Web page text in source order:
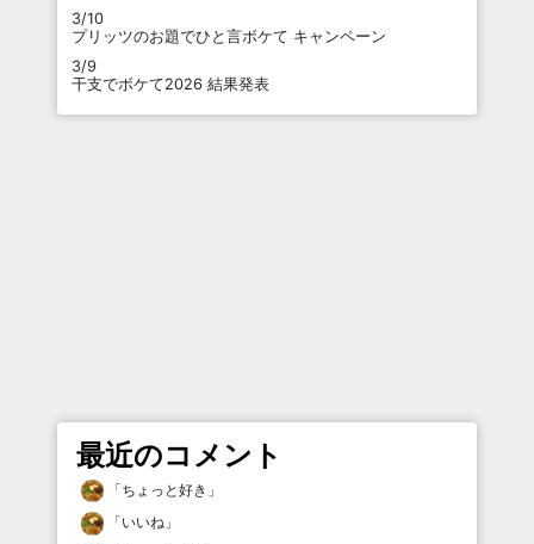
3/10
プリッツのお題でひと言ボケて キャンペーン
3/9
干支でボケて2026 結果発表
最近のコメント
「ちょっと好き 」
「いいね 」